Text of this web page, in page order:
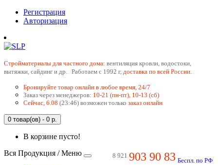
Регистрация
Авторизация
Cтройматериалы для частного дома: вентиляция кровли, водостоки,
вытяжки, сайдинг и др. Работаем с 1992 г, доставка по всей России.
Бронируйте товар онлайн в любое время, 24/7
Заказ через менеджеров: 10-21 (пн-пт), 10-13 (сб)
Сейчас, 6.08 (23:46) возможен только заказ онлайн
0 товар(ов) - 0 р.
В корзине пусто!
8 921 903 90 83 Беспл. по РФ
Вся Продукция / Меню